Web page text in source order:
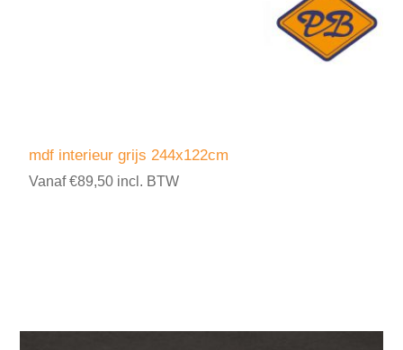
mdf interieur grijs 244x122cm
Vanaf €89,50 incl. BTW